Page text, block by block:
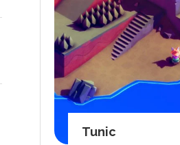
Tunic